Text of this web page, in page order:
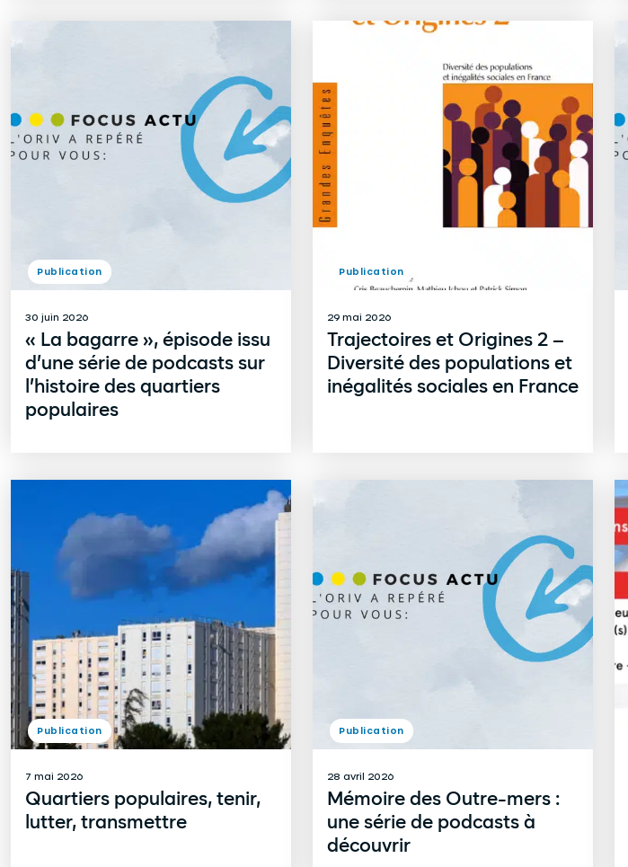
30 juin 2026
« La bagarre », épisode issu
d’une série de podcasts sur
l’histoire des quartiers
populaires
Publication
29 mai 2026
Trajectoires et Origines 2 –
Diversité des populations et
inégalités sociales en France
Publication
7 mai 2026
Quartiers populaires, tenir,
lutter, transmettre
Publication
28 avril 2026
Mémoire des Outre-mers :
une série de podcasts à
découvrir
Publication